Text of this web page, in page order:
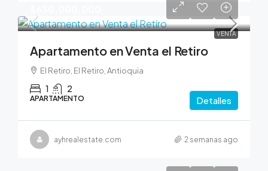
VENTA
Apartamento en Venta el Retiro
El Retiro, El Retiro, Antioquia
1 2
APARTAMENTO Detalles
ayhrealestate.com 2 semanas ago